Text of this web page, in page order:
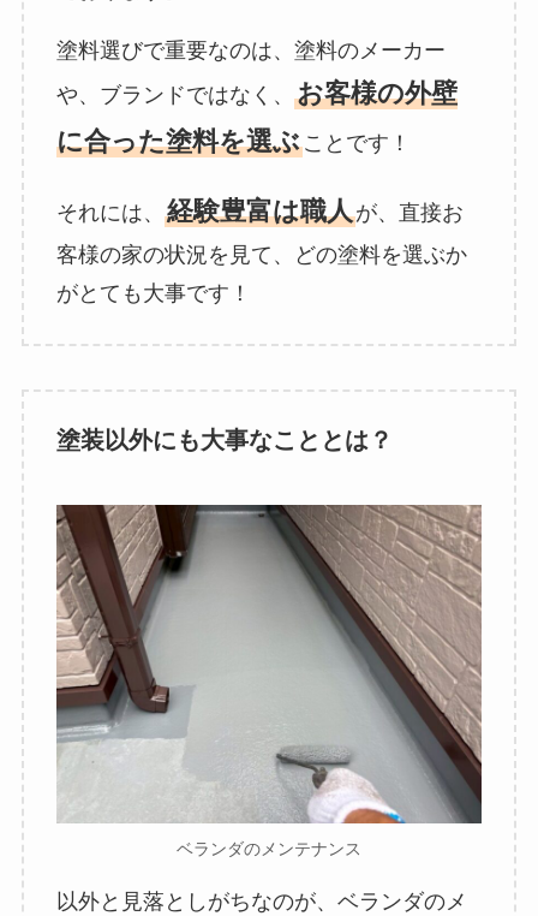
塗料選びで重要なのは、塗料のメーカー
や、ブランドではなく、 お客様の外壁
に合った塗料を選ぶことです！
それには、 経験豊富は職人が、直接お
客様の家の状況を見て、どの塗料を選ぶか
がとても大事です！
塗装以外にも大事なこととは？
ベランダのメンテナンス
以外と見落としがちなのが、ベランダのメ